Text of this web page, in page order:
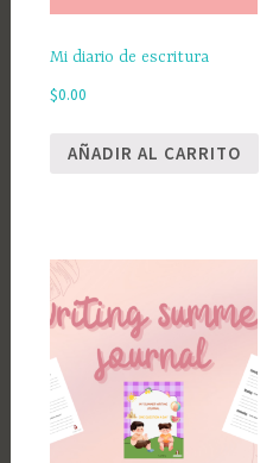
Mi diario de escritura
$0.00
AÑADIR AL CARRITO